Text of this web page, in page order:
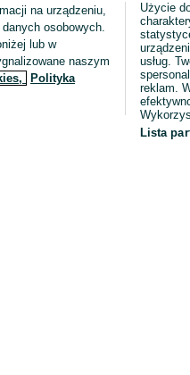
na urządzeniu,
osobowych.
lub w
naszym
Polityka
Użycie
usług.
reklam.
Lista